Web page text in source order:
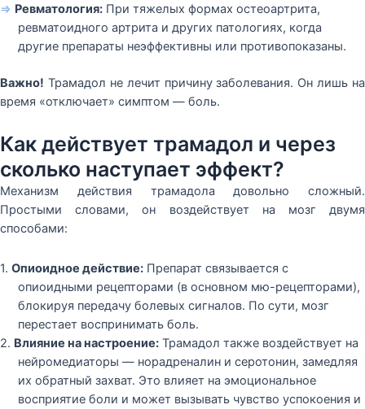
⇒ Ревматология: При тяжелых формах остеоартрита,
ревматоидного артрита и других патологиях, когда
другие препараты неэффективны или противопоказаны.
Важно! Трамадол не лечит причину заболевания. Он лишь на
время «отключает» симптом — боль.
Как действует трамадол и через
сколько наступает эффект?
Механизм действия трамадола довольно сложный.
Простыми словами, он воздействует на мозг двумя
способами:
1. Опиоидное действие: Препарат связывается с
опиоидными рецепторами (в основном мю-рецепторами),
блокируя передачу болевых сигналов. По сути, мозг
перестает воспринимать боль.
2. Влияние на настроение: Трамадол также воздействует на
нейромедиаторы — норадреналин и серотонин, замедляя
их обратный захват. Это влияет на эмоциональное
восприятие боли и может вызывать чувство успокоения и